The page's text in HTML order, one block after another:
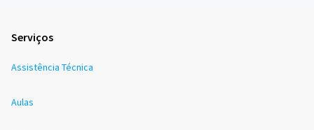
Serviços
Assistência Técnica
Aulas